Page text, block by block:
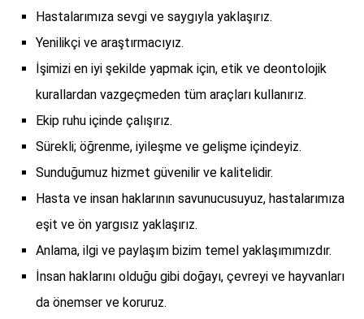
Hastalarımıza sevgi ve saygıyla yaklaşırız.
Yenilikçi ve araştırmacıyız.
İşimizi en iyi şekilde yapmak için, etik ve deontolojik
kurallardan vazgeçmeden tüm araçları kullanırız.
Ekip ruhu içinde çalışırız.
Sürekli; öğrenme, iyileşme ve gelişme içindeyiz.
Sunduğumuz hizmet güvenilir ve kalitelidir.
Hasta ve insan haklarının savunucusuyuz, hastalarımıza
eşit ve ön yargısız yaklaşırız.
Anlama, ilgi ve paylaşım bizim temel yaklaşımımızdır.
İnsan haklarını olduğu gibi doğayı, çevreyi ve hayvanları
da önemser ve koruruz.